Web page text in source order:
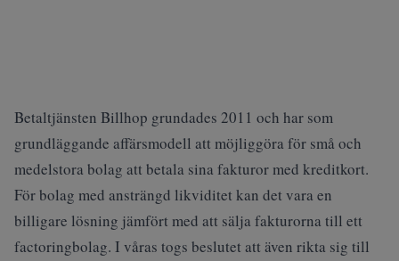
Betaltjänsten Billhop grundades 2011 och har som
grundläggande affärsmodell att möjliggöra för små och
medelstora bolag att betala sina fakturor med kreditkort.
För bolag med ansträngd likviditet kan det vara en
billigare lösning jämfört med att sälja fakturorna till ett
factoringbolag. I våras togs beslutet att även rikta sig till